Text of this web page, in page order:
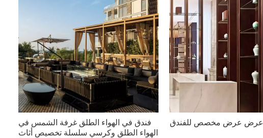
فندق في الهواء الطلق غرفة الشمس في
الهواء الطلق وكرسي سلسلة تخصيص أثاث
عرض عرض مخصص للفندق